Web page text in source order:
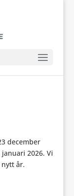
december
2026. Vi
år.